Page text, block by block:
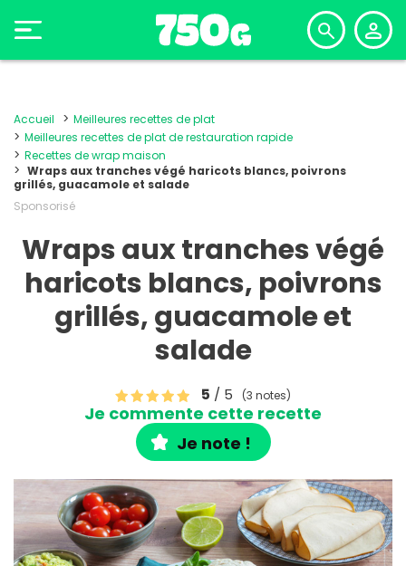
Accueil
Meilleures recettes de plat
Meilleures recettes de plat de restauration rapide
Recettes de wrap maison
Wraps aux tranches végé haricots blancs, poivrons
grillés, guacamole et salade
Sponsorisé
Wraps aux tranches végé
haricots blancs, poivrons
grillés, guacamole et
salade
5 / 5 (3 notes)
Je commente cette recette
Je note !